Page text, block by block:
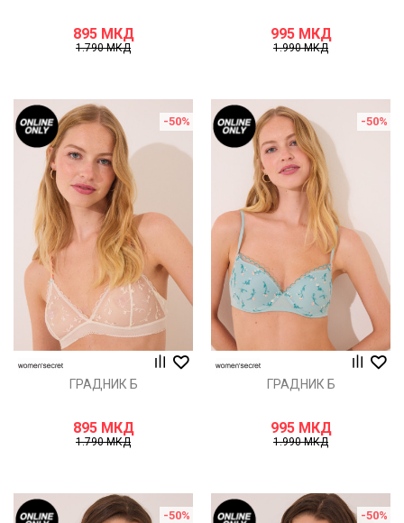
895 МКД
1.790МКД
995 МКД
1.990МКД
-50%
ГРАДНИК Б
895 МКД
1.790МКД
-50%
ГРАДНИК Б
995 МКД
1.990МКД
-50% -50%